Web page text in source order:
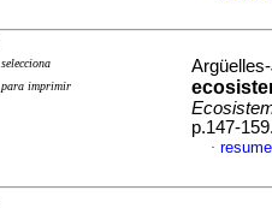
selecciona
para imprimir
p.147-
·